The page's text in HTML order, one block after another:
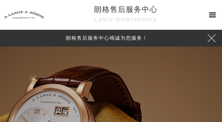
朗格售后服务中心
LANGE MAINTENANCE

朗格售后服务中心竭诚为您服务！ 
心介绍 联系我们